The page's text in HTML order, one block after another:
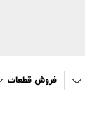
فروش قطعات